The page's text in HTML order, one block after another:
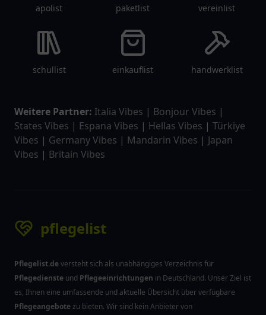
apolist paketlist vereinlist
schullist einkauflist handwerklist
Weitere Partner: Italia Vibes | Bonjour Vibes |
States Vibes | Espana Vibes | Hellas Vibes | Türkiye
Vibes | Germany Vibes | Mandarin Vibes | Japan
Vibes | Britain Vibes
pflegelist
Pflegelist.deversteht sich als unabhängiges Verzeichnis für
Pflegedienste und Pflegeeinrichtungen in Deutschland. Unser Ziel ist
es, Ihnen eine umfassende und aktuelle Übersicht über verfügbare
Pflegeangebotezu bieten. Wir sind kein Anbieter von